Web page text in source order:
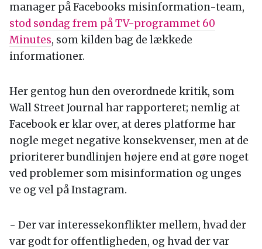
manager på Facebooks misinformation-team,
stod søndag frem på TV-programmet 60
Minutes, som kilden bag de lækkede
informationer.
Her gentog hun den overordnede kritik, som
Wall Street Journal har rapporteret; nemlig at
Facebook er klar over, at deres platforme har
nogle meget negative konsekvenser, men at de
prioriterer bundlinjen højere end at gøre noget
ved problemer som misinformation og unges
ve og vel på Instagram.
- Der var interessekonflikter mellem, hvad der
var godt for offentligheden, og hvad der var